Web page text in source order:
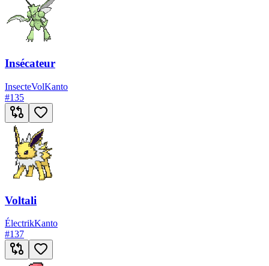
Insécateur
InsecteVolKanto
#135
Voltali
ÉlectrikKanto
#137